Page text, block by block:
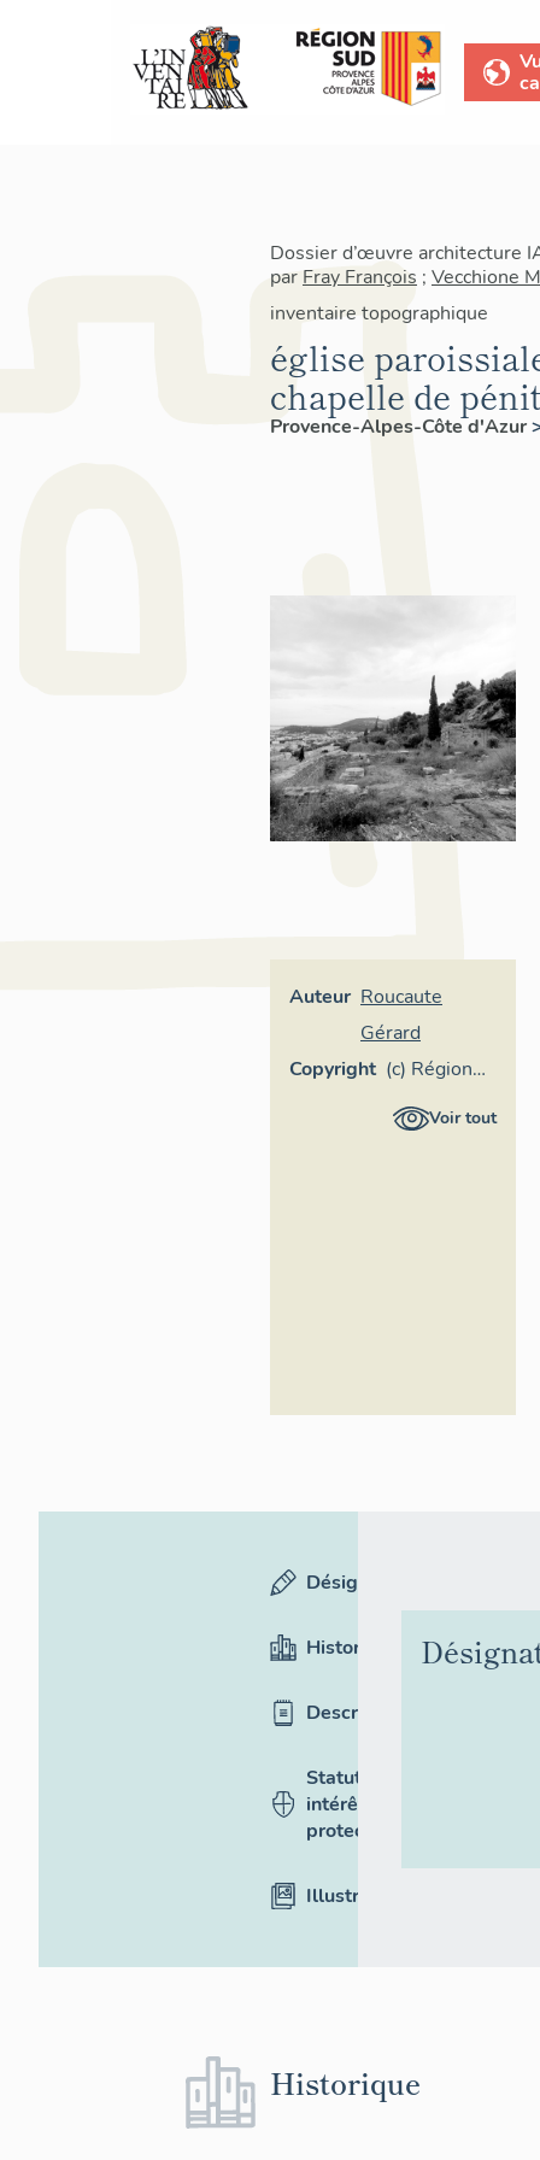
Dossier d’œuvre architecture
par Fray François ; Vecchione
inventaire topographique
église
chapelle de
Provence-Alpes-Côte d'Azur
Auteur Roucaute
Gérard
Copyright (c) Région
Provence-Voir tout
Désignation
Historique
Description
Statut,
intérêt et
protection
Illustrations
Historique